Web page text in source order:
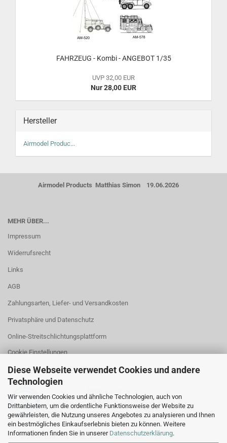
Diese Webseite verwendet Cookies und andere
Technologien
Wir verwenden Cookies und ähnliche Technologien, auch von
Drittanbietern, um die ordentliche Funktionsweise der Website zu
gewährleisten, die Nutzung unseres Angebotes zu analysieren und Ihnen
ein bestmögliches Einkaufserlebnis bieten zu können. Weitere
Informationen finden Sie in unserer Datenschutzerklärung.
FAHRZEUG - Kombi - ANGEBOT 1/35
UVP 32,00 EUR
Nur 28,00 EUR
Hersteller
Airmodel Produc...
Airmodel Products Matthias Simon 19.06.2026
MEHR ÜBER...
Impressum
Widerrufsrecht
Links
AGB
Zahlungsarten, Liefer- und Versandkosten
Privatsphäre und Datenschutz
Online-Streitschlichtungsplattform
Cookie Einstellungen
RA Kanzlei Gerstel